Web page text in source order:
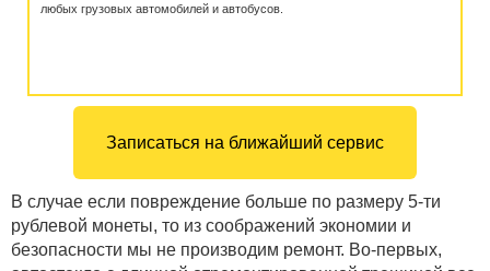
любых грузовых автомобилей и автобусов.
Записаться на ближайший сервис
В случае если повреждение больше по размеру 5-ти
рублевой монеты, то из соображений экономии и
безопасности мы не производим ремонт. Во-первых,